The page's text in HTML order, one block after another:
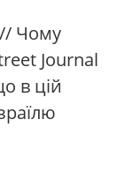
Чому
Journal
в цій